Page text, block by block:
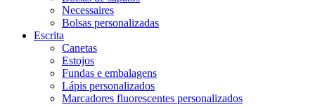
Necessaires
Bolsas personalizadas
Escrita
Canetas
Estojos
Fundas e embalagens
Lápis personalizados
Marcadores fluorescentes personalizados